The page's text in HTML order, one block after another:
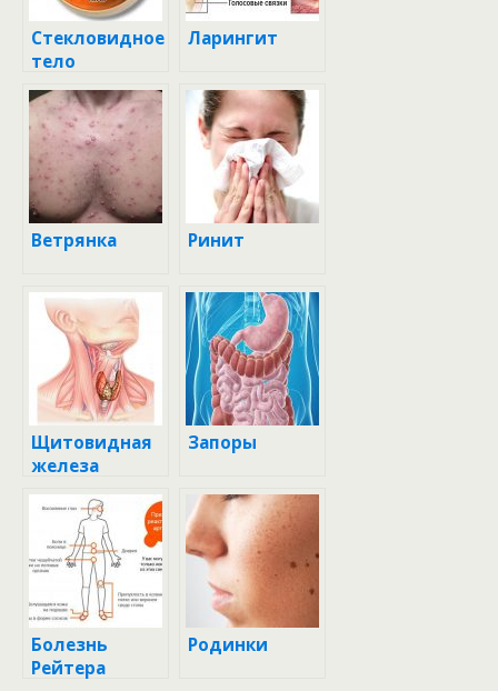
Стекловидное
тело
Ларингит
Ветрянка Ринит
Щитовидная
железа
Запоры
Болезнь
Рейтера
Родинки